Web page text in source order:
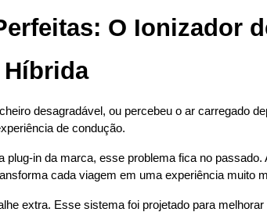
O Ionizador
desagradável, ou percebeu o ar carregado
de condução.
plug-in da marca, esse problema fica no
cada viagem em uma experiência muito
extra. Esse sistema foi projetado para melhorar